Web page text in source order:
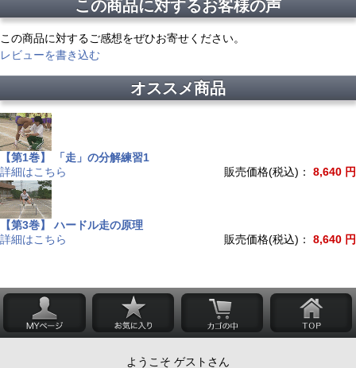
この商品に対するお客様の声
この商品に対するご感想をぜひお寄せください。
レビューを書き込む
オススメ商品
【第1巻】 「走」の分解練習1
販売価格(税込)：
8,640 円
詳細はこちら
【第3巻】 ハードル走の原理
販売価格(税込)：
8,640 円
詳細はこちら
ようこそ ゲストさん